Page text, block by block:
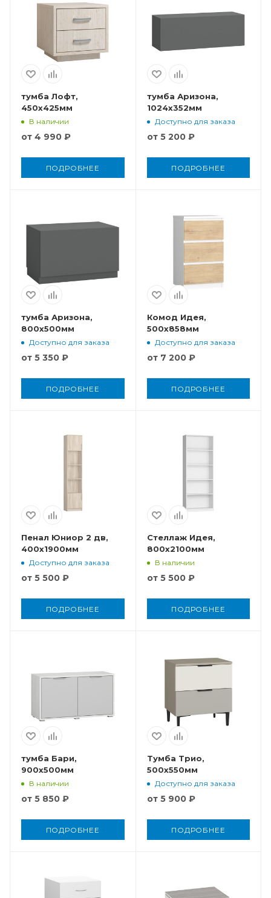
тумба Лофт,
450x425мм
В наличии
от 4 990 ₽
ПОДРОБНЕЕ
тумба Аризона,
1024x352мм
Доступно для заказа
от 5 200 ₽
ПОДРОБНЕЕ
тумба Аризона,
800x500мм
Доступно для заказа
от 5 350 ₽
ПОДРОБНЕЕ
Комод Идея,
500x858мм
Доступно для заказа
от 7 200 ₽
ПОДРОБНЕЕ
Пенал Юниор 2 дв,
400x1900мм
Доступно для заказа
от 5 500 ₽
ПОДРОБНЕЕ
Стеллаж Идея,
800x2100мм
В наличии
от 5 500 ₽
ПОДРОБНЕЕ
тумба Бари,
900x500мм
В наличии
от 5 850 ₽
ПОДРОБНЕЕ
Тумба Трио,
500x550мм
Доступно для заказа
от 5 900 ₽
ПОДРОБНЕЕ